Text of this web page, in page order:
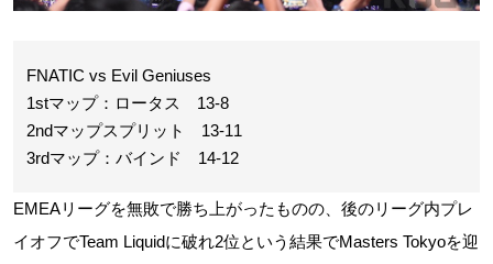
FNATIC vs Evil Geniuses
1stマップ：ロータス 13-8
2ndマップスプリット 13-11
3rdマップ：バインド 14-12
EMEAリーグを無敗で勝ち上がったものの、後のリーグ内プレ
イオフでTeam Liquidに破れ2位という結果でMasters Tokyoを迎